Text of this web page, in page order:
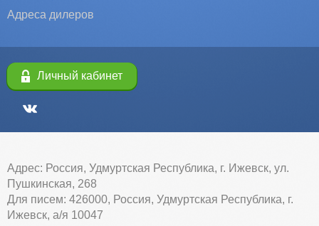
Адреса дилеров
Личный кабинет
Адрес: Россия, Удмуртская Республика, г. Ижевск, ул.
Пушкинская, 268
Для писем: 426000, Россия, Удмуртская Республика, г.
Ижевск, а/я 10047